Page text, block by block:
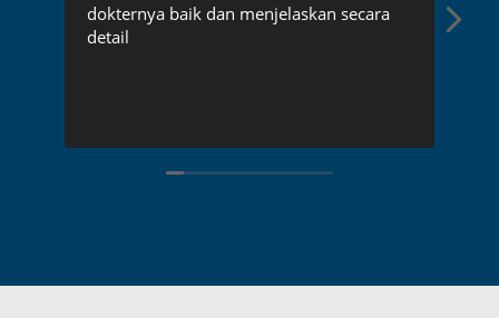
dokternya baik dan menjelaskan secara
detail